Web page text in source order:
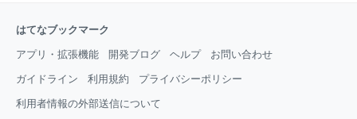
はてなブックマーク
アプリ・拡張機能 開発ブログ ヘルプ お問い合わせ
ガイドライン 利用規約 プライバシーポリシー
利用者情報の外部送信について